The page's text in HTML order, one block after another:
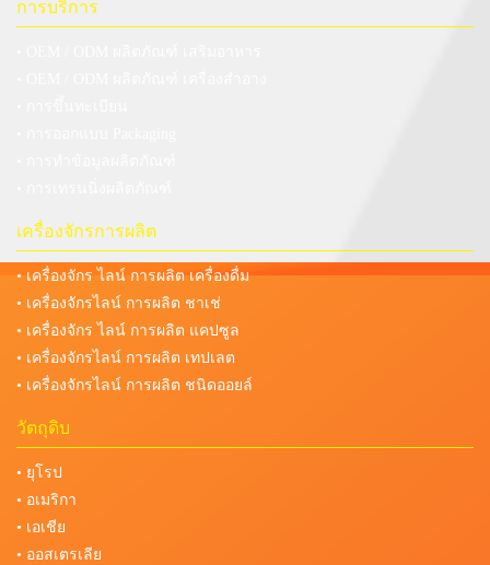
การบริการ
เครื่องจักรการผลิต
• เครื่องจักร ไลน์ การผลิต เครื่องดื่ม
• เครื่องจักรไลน์ การผลิต ชาเช่
• เครื่องจักร ไลน์ การผลิต แคปซูล
• เครื่องจักรไลน์ การผลิต เทปเลต
• เครื่องจักรไลน์ การผลิต ชนิดออยล์
วัตถุดิบ
• ยุโรป
• อเมริกา
• เอเชีย
• ออสเตรเลีย